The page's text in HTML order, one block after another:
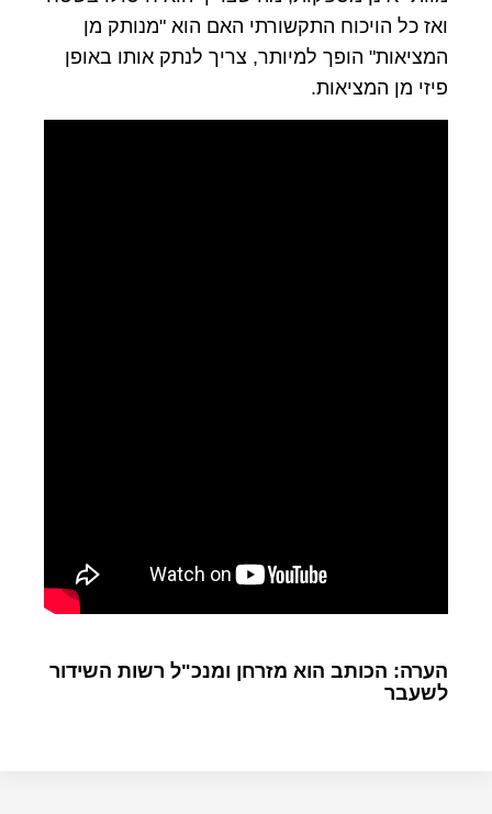
ואז כל הויכוח התקשורתי האם הוא "מנותק מן
המציאות" הופך למיותר, צריך לנתק אותו באופן
פיזי מן המציאות.
הערה: הכותב הוא מזרחן ומנכ"ל רשות השידור
לשעבר